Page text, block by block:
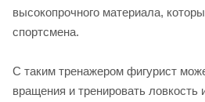
высокопрочного материала,
спортсмена.
С таким тренажером фигурист
вращения и тренировать ловкость